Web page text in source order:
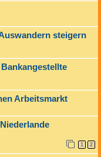
steigern
Arbeitsmarkt
1 2